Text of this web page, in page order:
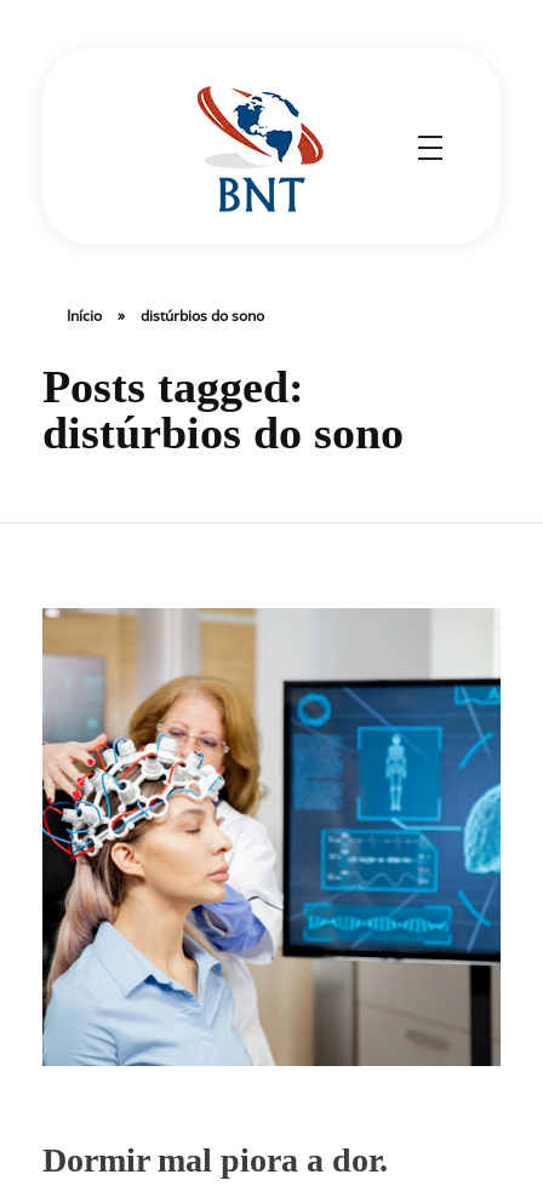
Início » distúrbios do sono
Posts tagged:
distúrbios do sono
Dormir mal piora a dor.